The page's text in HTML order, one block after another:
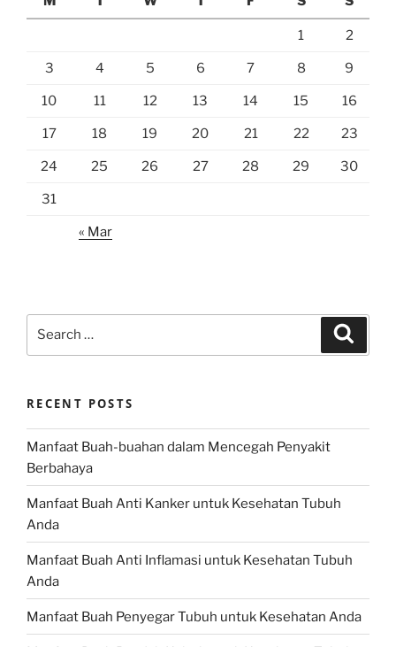
1 2
3 4 5 6 7 8 9
10 11 12 13 14 15 16
17 18 19 20 21 22 23
24 25 26 27 28 29 30
31
« Mar
RECENT POSTS
Manfaat Buah-buahan dalam Mencegah Penyakit
Berbahaya
Manfaat Buah Anti Kanker untuk Kesehatan Tubuh
Anda
Manfaat Buah Anti Inflamasi untuk Kesehatan Tubuh
Anda
Manfaat Buah Penyegar Tubuh untuk Kesehatan Anda